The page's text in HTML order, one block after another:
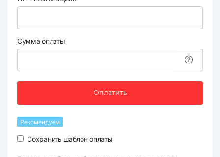
Сумма оплаты
Оплатить
Рекомендуем
Сохранить шаблон оплаты